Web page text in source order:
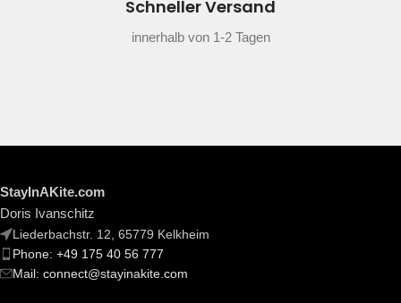
Schneller Versand
innerhalb von 1-2 Tagen
StayInAKite.com
Doris Ivanschitz
Liederbachstr. 12, 65779 Kelkheim
Phone: +49 175 40 56 777
Mail: connect@stayinakite.com